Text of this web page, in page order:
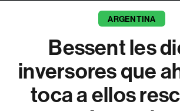
ARGENTINA
Bessent les
inversores que
toca a ellos